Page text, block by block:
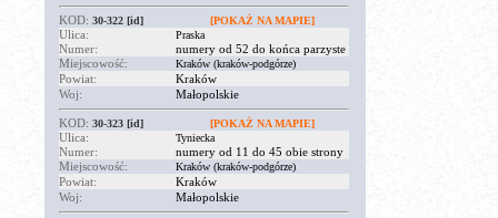
KOD: 30-322 [id] [POKAŻ NA MAPIE]
Ulica: Praska
Numer:
numery od 52 do końca parzyste
Miejscowość:
Kraków (kraków-podgórze)
Powiat:
Kraków
Woj:
Małopolskie
KOD: 30-323 [id] [POKAŻ NA MAPIE]
Ulica: Tyniecka
Numer:
numery od 11 do 45 obie strony
Miejscowość:
Kraków (kraków-podgórze)
Powiat:
Kraków
Woj:
Małopolskie